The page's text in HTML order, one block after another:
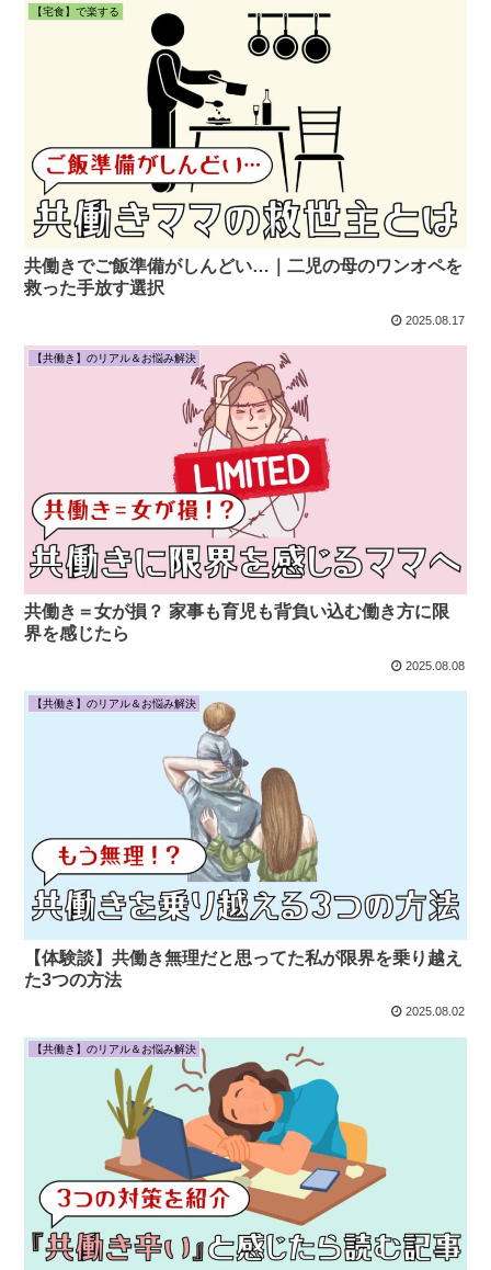
【宅食】で楽する
共働きでご飯準備がしんどい…｜二児の母のワンオペを
救った手放す選択
2025.08.17
【共働き】のリアル＆お悩み解決
共働き＝女が損？ 家事も育児も背負い込む働き方に限
界を感じたら
2025.08.08
【共働き】のリアル＆お悩み解決
【体験談】共働き無理だと思ってた私が限界を乗り越え
た3つの方法
2025.08.02
【共働き】のリアル＆お悩み解決